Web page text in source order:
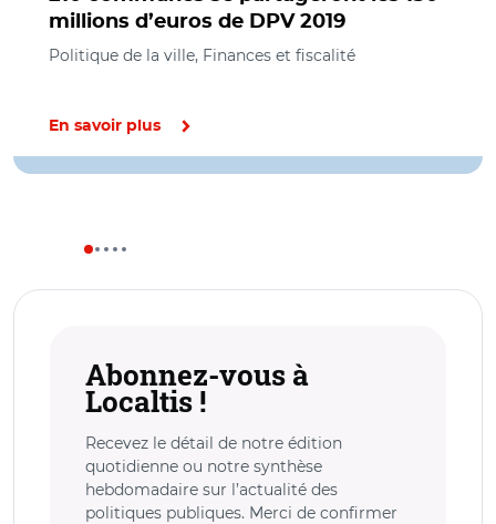
millions d’euros de DPV 2019
Politique de la ville, Finances et fiscalité
En savoir plus
Abonnez-vous à
Localtis !
Recevez le détail de notre édition
quotidienne ou notre synthèse
hebdomadaire sur l’actualité des
politiques publiques. Merci de confirmer